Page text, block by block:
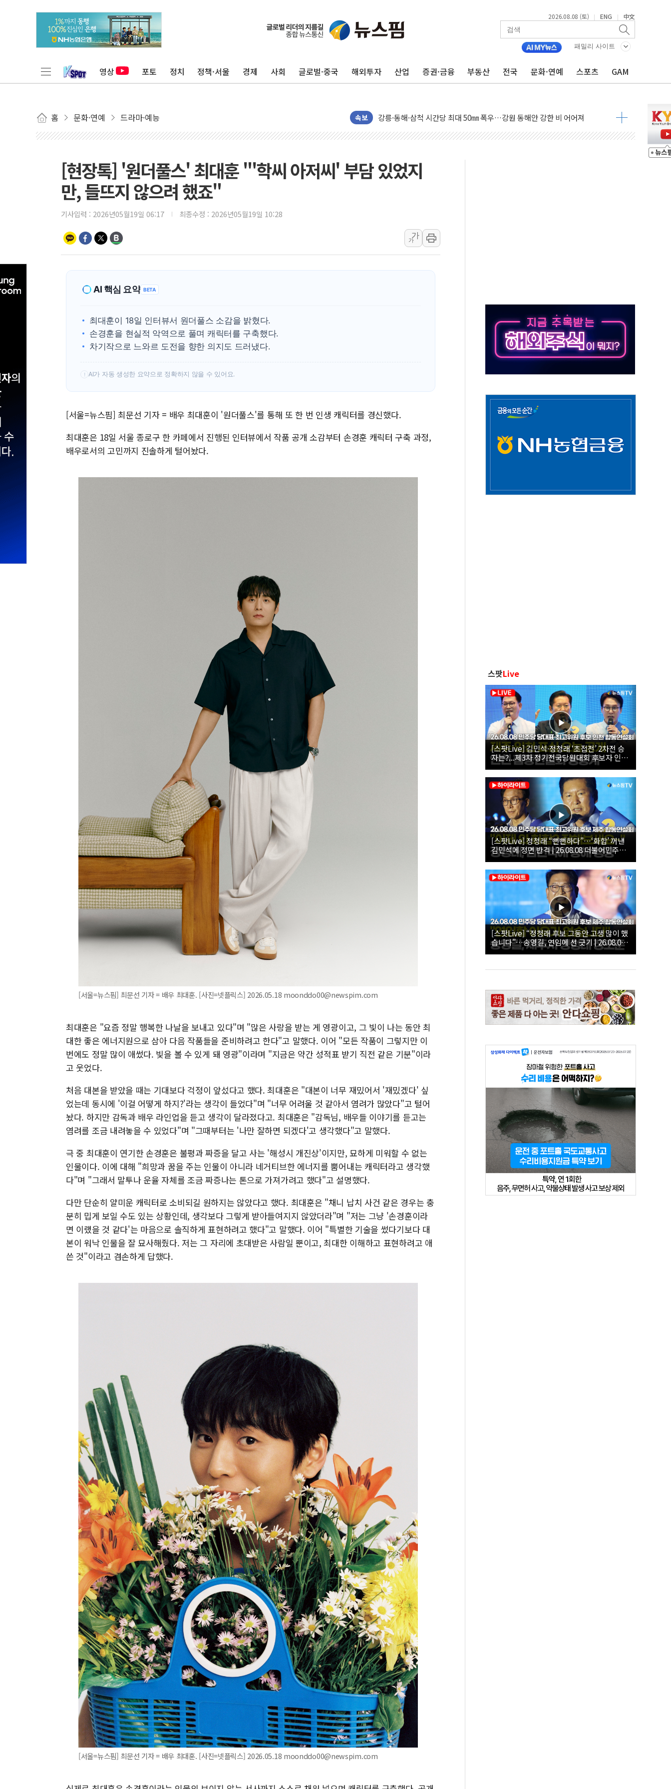
2026.08.08 (토) | ENG | 中文
패밀리 사이트
영상 포토 정치 정책·서울 경제 사회 글로벌·중국 해외투자 산업 증권·금융 부동산 전국 문화·연예 스포츠 GAM
홈 문화·연예 드라마·예능 속보
이번주 국내 주요 금융일정(8.10~8.14)
美, 이란전 출구전략 만지작…공습 한계·탄약 부족 현실화
폐기물 수거하다 참변…60대 환경미화원 수거차에 치여 사망
서울 중랑구 주택가서 흉기 난동…60대 남성 2명 숨져
여수 오동도 인근 해상서 모터보트 전복…1명 사망·1명 실종
추미애, '위안부' 피해자 기림의 날 참석..."국제적 시민 연대로 목소리 내야"
李대통령, ISA 개편 재검토 지시…與 "적극 환영"·野 "졸속 국정"
동해중부 전 해상 풍랑주의보…10일까지 최대 3.5m 높은 물결
동해시, 11~14일 '별똥별 멍' 운영…페르세우스 유성우 관측
강원 중·남부 동해안 시간당 50mm 이상 폭우…호우경보 발효
청양 밭에서 일하던 90대 숨져…온열질환 여부 조사
폭염에 車 운전면허 기능시험 오전 집중 편성…체감온도 38도 넘으면 중단
[현장톡] '원더풀스' 최대훈 "'학씨 아저씨' 부담 있었지
만, 들뜨지 않으려 했죠"
기사입력 : 2026년05월19일 06:17 최종수정 : 2026년05월19일 10:28
가
가
AI 핵심 요약 BETA
최대훈이 18일 인터뷰서 원더풀스 소감을 밝혔다.
손경훈을 현실적 악역으로 풀며 캐릭터를 구축했다.
차기작으로 느와르 도전을 향한 의지도 드러냈다.
! AI가 자동 생성한 요약으로 정확하지 않을 수 있어요.
[서울=뉴스핌] 최문선 기자 = 배우 최대훈이 '원더풀스'를 통해 또 한 번 인생 캐릭터를 경신했다.
최대훈은 18일 서울 종로구 한 카페에서 진행된 인터뷰에서 작품 공개 소감부터 손경훈 캐릭터 구축 과정,
배우로서의 고민까지 진솔하게 털어놨다.
[서울=뉴스핌] 최문선 기자 = 배우 최대훈. [사진=넷플릭스] 2026.05.18 moonddo00@newspim.com
최대훈은 "요즘 정말 행복한 나날을 보내고 있다"며 "많은 사랑을 받는 게 영광이고, 그 빛이 나는 동안 최
대한 좋은 에너지원으로 삼아 다음 작품들을 준비하려고 한다"고 말했다. 이어 "모든 작품이 그렇지만 이
번에도 정말 많이 애썼다. 빛을 볼 수 있게 돼 영광"이라며 "지금은 약간 성적표 받기 직전 같은 기분"이라
고 웃었다.
처음 대본을 받았을 때는 기대보다 걱정이 앞섰다고 했다. 최대훈은 "대본이 너무 재밌어서 '재밌겠다' 싶
었는데 동시에 '이걸 어떻게 하지?'라는 생각이 들었다"며 "너무 어려울 것 같아서 염려가 많았다"고 털어
놨다. 하지만 감독과 배우 라인업을 듣고 생각이 달라졌다고. 최대훈은 "감독님, 배우들 이야기를 듣고는
염려를 조금 내려놓을 수 있었다"며 "그때부터는 '나만 잘하면 되겠다'고 생각했다"고 말했다.
극 중 최대훈이 연기한 손경훈은 불평과 짜증을 달고 사는 '해성시 개진상'이지만, 묘하게 미워할 수 없는
인물이다. 이에 대해 "희망과 꿈을 주는 인물이 아니라 네거티브한 에너지를 뿜어내는 캐릭터라고 생각했
다"며 "그래서 말투나 운율 자체를 조금 짜증나는 톤으로 가져가려고 했다"고 설명했다.
다만 단순히 얄미운 캐릭터로 소비되길 원하지는 않았다고 했다. 최대훈은 "채니 납치 사건 같은 경우는 충
분히 밉게 보일 수도 있는 상황인데, 생각보다 그렇게 받아들여지지 않았더라"며 "저는 그냥 '손경훈이라
면 이랬을 것 같다'는 마음으로 솔직하게 표현하려고 했다"고 말했다. 이어 "특별한 기술을 썼다기보다 대
본이 워낙 인물을 잘 묘사해줬다. 저는 그 자리에 초대받은 사람일 뿐이고, 최대한 이해하고 표현하려고 애
쓴 것"이라고 겸손하게 답했다.
[서울=뉴스핌] 최문선 기자 = 배우 최대훈. [사진=넷플릭스] 2026.05.18 moonddo00@newspim.com
스팟Live
[스팟Live] 김민석·정청래 ‘초접전’ 2차전 승
자는?...제3차 정기전국당원대회 후보자 인천
합동연설회 생중계 | 26.08.08
[스팟Live] 정청래 “뻔뻔하다”…‘화합’ 꺼낸
김민석에 정면 반격 | 26.08.08 더불어민주당
당대표·최고위원 후보 제주 합동연설회
[스팟Live] “정청래 후보 그동안 고생 많이 했
습니다”…송영길, 연임에 선 긋기 | 26.08.08
더불어민주당 당대표·최고위원 후보 제주 합